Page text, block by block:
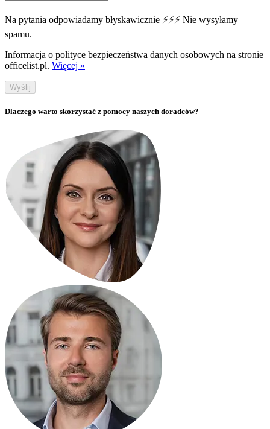
Na pytania odpowiadamy błyskawicznie ⚡⚡⚡ Nie wysyłamy
spamu.
Informacja o polityce bezpieczeństwa danych osobowych na stronie
officelist.pl. Więcej »
Wyślij
Dlaczego warto skorzystać z pomocy naszych doradców?